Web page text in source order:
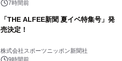
7時間前
「THE ALFEE新聞 夏イベ特集号」発
売決定！
株式会社スポーツニッポン新聞社
9時間前